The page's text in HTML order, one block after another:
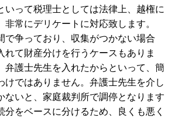
いって税理士としては法律上、越権に
非常にデリケートに対応致します。
で争っており、収集がつかない場合
れて財産分けを行うケースもありま
弁護士先生を入れたからといって、簡
けではありません。弁護士先生を介し
ないと、家庭裁判所で調停となります
分をベースに分けるため、良くも悪く